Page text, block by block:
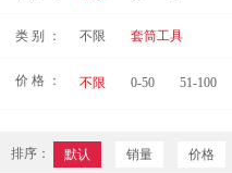
类 别 ： 不限 套筒工具
价 格 ： 不限 0-50 51-100
排序： 默认 销量 价格